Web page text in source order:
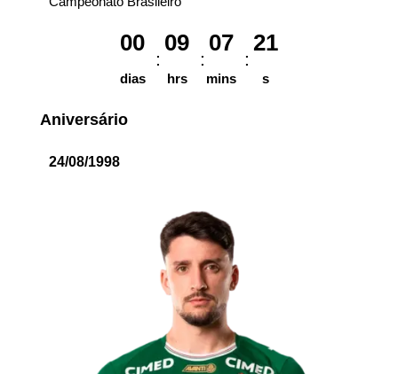
00
dias
09
hrs
07
mins
21
s
Aniversário
24/08/1998